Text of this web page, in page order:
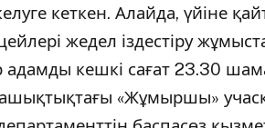
кеткен. Алайда, үйіне
жедел іздестіру
адамды кешкі сағат 23.30
«Жұмыршы»